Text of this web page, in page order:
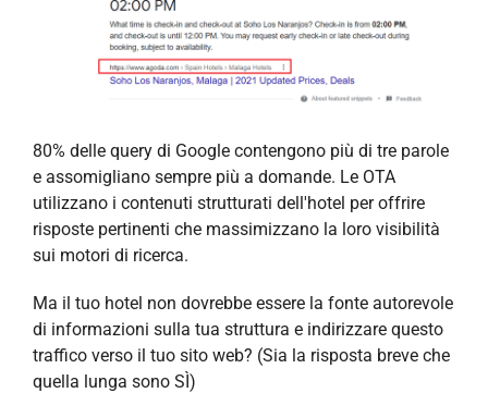
80% delle query di Google contengono più di tre parole
e assomigliano sempre più a domande. Le OTA
utilizzano i contenuti strutturati dell'hotel per offrire
risposte pertinenti che massimizzano la loro visibilità
sui motori di ricerca.
Ma il tuo hotel non dovrebbe essere la fonte autorevole
di informazioni sulla tua struttura e indirizzare questo
traffico verso il tuo sito web? (Sia la risposta breve che
quella lunga sono SÌ)